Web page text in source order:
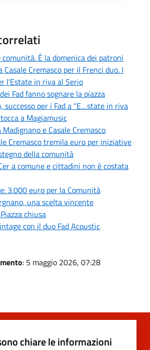
comunità. È la domenica dei patroni
Casale Cremasco per il Frenci duo. I
l'Estate in riva al Serio
Fad fanno sognare la piazza
successo per i Fad a “E…state in riva
a Magiamusic
e Casale Cremasco
Cremasco tremila euro per iniziative
della comunità
a comune e cittadini non è costata
3.000 euro per la Comunità
una scelta vincente
chiusa
con il duo Fad Acoustic
: 5 maggio 2026, 07:28
chiare le informazioni